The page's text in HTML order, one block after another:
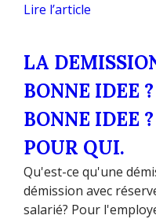
Lire l’article
LA
BONNE IDEE
BONNE IDEE
POUR QUI.
Qu'est-ce qu'une
démission avec
salarié? Pour